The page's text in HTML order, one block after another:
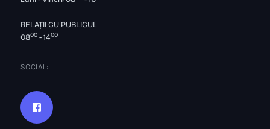
RELAȚII CU PUBLICUL
0800 - 1400
SOCIAL: